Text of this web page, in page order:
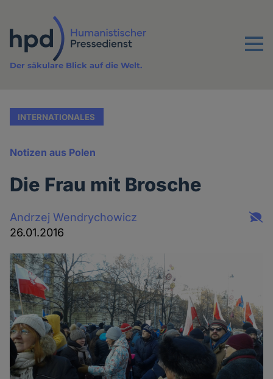
Inhalt
Menu
Der säkulare Blick auf die Welt.
INTERNATIONALES
Notizen aus Polen
Die Frau mit Brosche
Andrzej Wendrychowicz
26.01.2016